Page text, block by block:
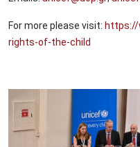
For more please visit:
rights-of-the-child